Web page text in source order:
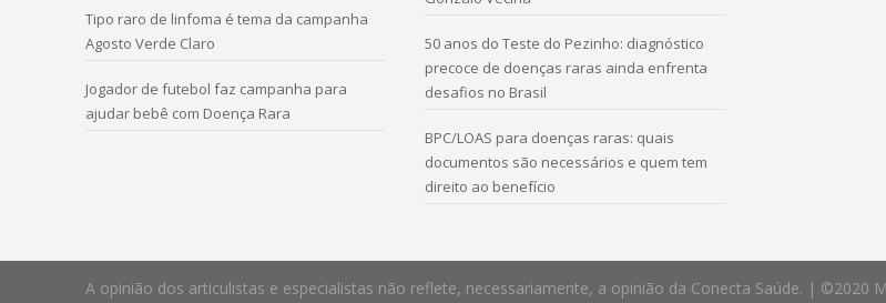
Tipo raro de linfoma é tema da campanha
Agosto Verde Claro
Jogador de futebol faz campanha para
ajudar bebê com Doença Rara
50 anos do Teste do Pezinho: diagnóstico
precoce de doenças raras ainda enfrenta
desafios no Brasil
BPC/LOAS para doenças raras: quais
documentos são necessários e quem tem
direito ao benefício
A opinião dos articulistas e especialistas não reflete, necessariamente, a opinião da Conecta Saúde. | ©2020